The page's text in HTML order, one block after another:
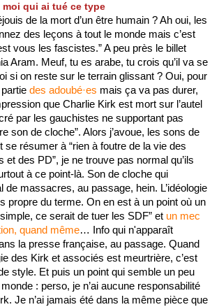
moi qui ai tué ce type
de la mort d’un être humain ? Ah oui, les
des leçons à tout le monde mais c’est
vous les fascistes.” A peu près le billet
Aram. Meuf, tu es arabe, tu crois qu’il va se
si on reste sur le terrain glissant ? Oui, pour
des adoubé·es mais ça va pas durer,
que Charlie Kirk est mort sur l’autel
par les gauchistes ne supportant pas
son de cloche”. Alors j’avoue, les sons de
se résumer à “rien à foutre de la vie des
et des PD”, je ne trouve pas normal qu’ils
à ce point-là. Son de cloche qui
de massacres, au passage, hein. L’idéologie
propre du terme. On en est à un point où un
ce serait de tuer les SDF” et un mec
quand même… Info qui n'apparaît
la presse française, au passage. Quand
des Kirk et associés est meurtrière, c’est
style. Et puis un point qui semble un peu
: perso, je n’ai aucune responsabilité
Je n’ai jamais été dans la même pièce que